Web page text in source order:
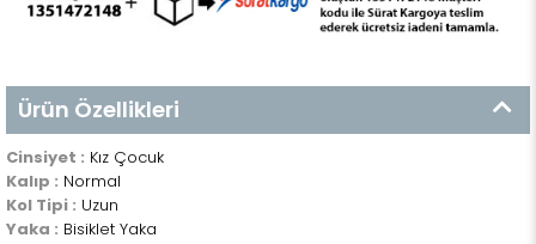
Ürün Özellikleri
Cinsiyet : Kız Çocuk
Kalıp : Normal
Kol Tipi : Uzun
Yaka : Bisiklet Yaka